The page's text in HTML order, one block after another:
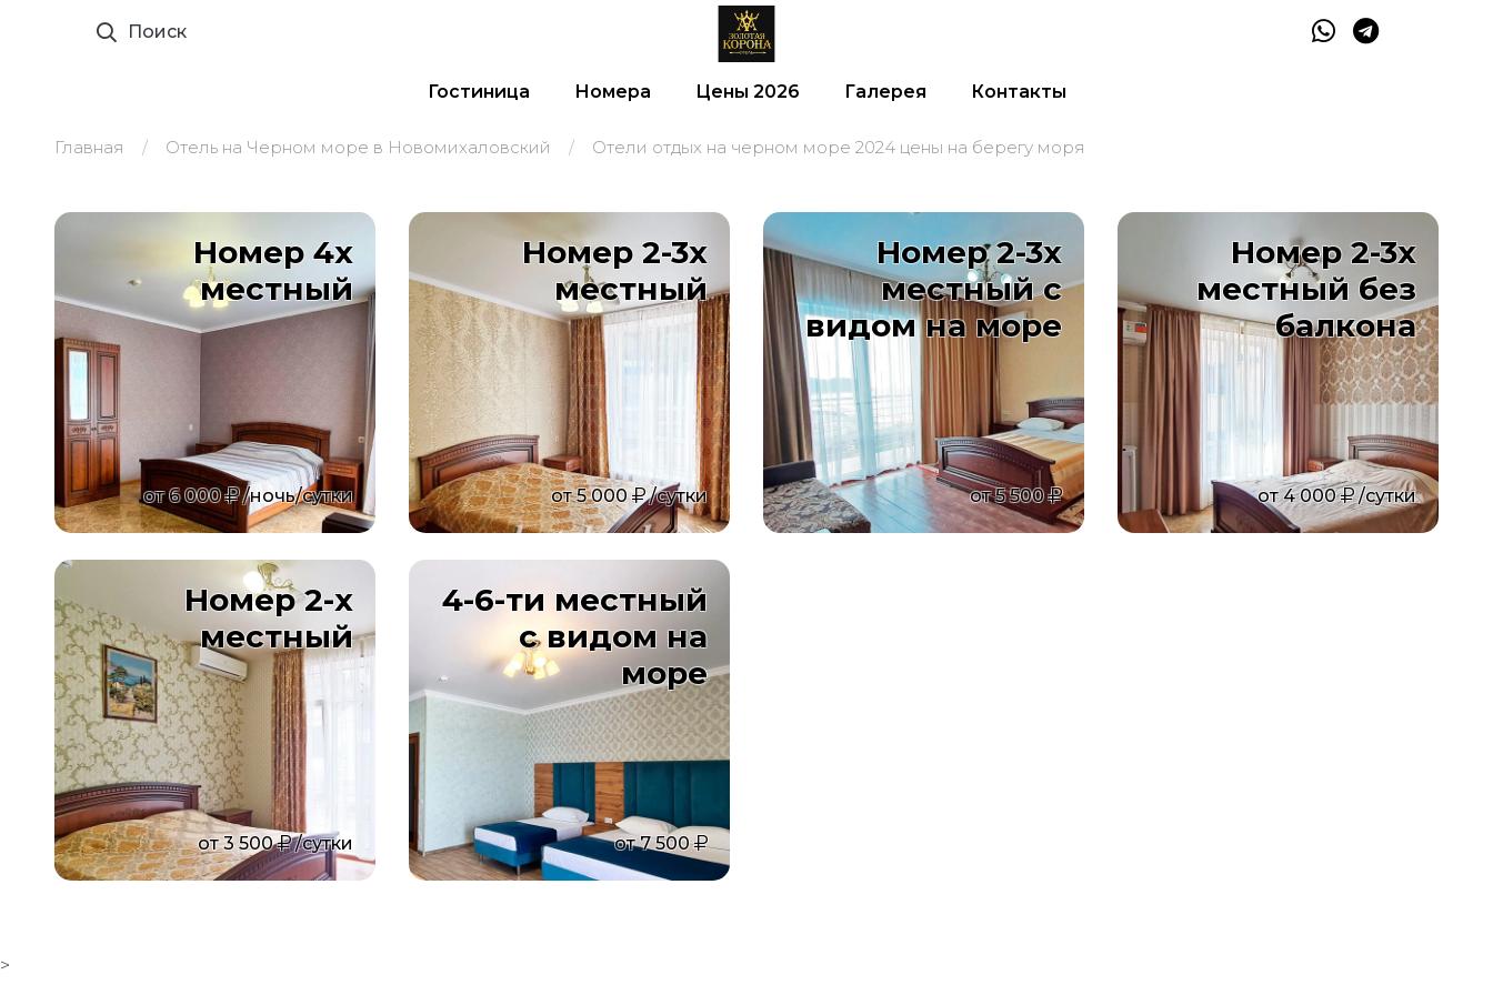
Поиск
Гостиница Номера Цены 2026 Галерея Контакты
Главная Отель на Черном море в Новомихаловский Отели отдых на черном море 2024 цены на берегу моря
Номер 4х
местный
от 6 000 /ночь/сутки
Номер 2-3х
местный
от 5 000 /сутки
Номер 2-3х
местный с
видом на море
от 5 500
Номер 2-3х
местный без
балкона
от 4 000 /сутки
Номер 2-х
местный
от 3 500 /сутки
4-6-ти местный
с видом на
море
от 7 500
>